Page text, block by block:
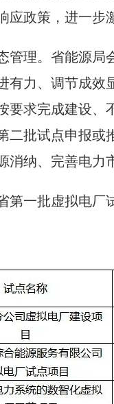
应政策，进一步
管理。省能源局
有力、调节成效
要求完成建设、
二批试点申报或
消纳、完善电力
第一批虚拟电厂